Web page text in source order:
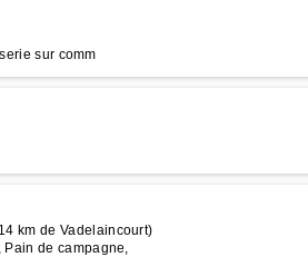
sur comm
km de Vadelaincourt)
de campagne,